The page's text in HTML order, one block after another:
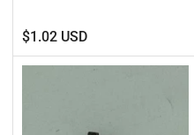
Precio
regular
$1.02 USD